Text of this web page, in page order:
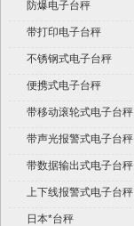
防爆电子台秤
带打印电子台秤
不锈钢式电子台秤
便携式电子台秤
带移动滚轮式电子台秤
带声光报警式电子台秤
带数据输出式电子台秤
上下线报警式电子台秤
日本*台秤